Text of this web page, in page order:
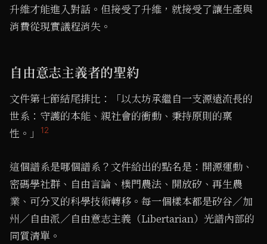
升維才能進入對話。但接受了升維，就接受了讓生產與
消費從現實議程消失。
自由意志主義者的聖約
文件第七節結尾排比：「以太坊承繼自一支源遠流長的
世系：守護的本能、親社會的衝動、秉持原則的稟
性。」
12
這個譜系是哪個譜系？文件給出的點名是：開源運動、
密碼學社群、自由言論、樸門農法、開放矽、再生農
業、可分叉的科學技術轉移。每一個樣本都是矽谷／加
州／自由派／自由意志主義（Libertarian）光譜內部的
同質清單。